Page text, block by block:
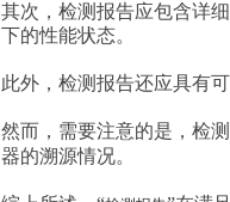
其次，检测报告应包含详
下的性能状态。
此外，检测报告还应具有
然而，需要注意的是，检
器的溯源情况。